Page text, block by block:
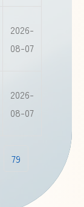
2026-
08-07
2026-
08-07
79